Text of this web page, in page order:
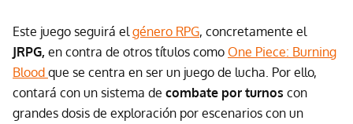
Este juego seguirá el género RPG, concretamente el
JRPG, en contra de otros títulos como One Piece: Burning
Blood que se centra en ser un juego de lucha. Por ello,
contará con un sistema de combate por turnos con
grandes dosis de exploración por escenarios con un